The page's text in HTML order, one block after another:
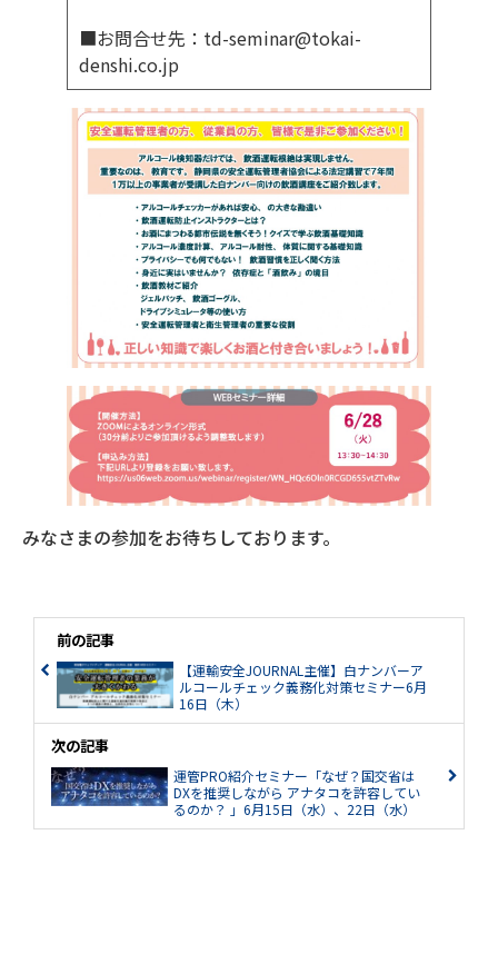
■お問合せ先：td-seminar@tokai-
denshi.co.jp
みなさまの参加をお待ちしております。
前の記事
【運輸安全JOURNAL主催】白ナンバーア
ルコールチェック義務化対策セミナー6月
16日（木）
次の記事
運管PRO紹介セミナー「なぜ？国交省は
DXを推奨しながら アナタコを許容してい
るのか？ 」6月15日（水）、22日（水）